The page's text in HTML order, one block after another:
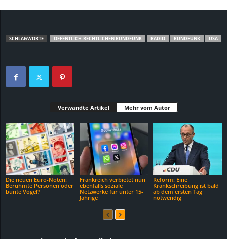
SCHLAGWORTE ÖFFENTLICH-RECHTLICHEN RUNDFUNK RADIO RUNDFUNK USA
Verwandte Artikel Mehr vom Autor
Die neuen Euro-Noten:
Berühmte Personen oder
bunte Vögel?
Frankreich verbietet nun
ebenfalls soziale
Netzwerke für unter 15-
Jährige
Reform: Eine
Krankschreibung ist bald
ab dem ersten Tag
notwendig